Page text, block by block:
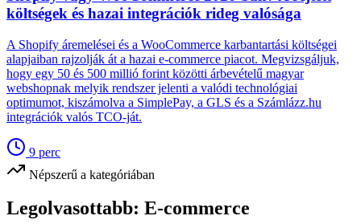
költségek és hazai integrációk rideg valósága
A Shopify áremelései és a WooCommerce karbantartási költségei
alapjaiban rajzolják át a hazai e-commerce piacot. Megvizsgáljuk,
hogy egy 50 és 500 millió forint közötti árbevételű magyar
webshopnak melyik rendszer jelenti a valódi technológiai
optimumot, kiszámolva a SimplePay, a GLS és a Számlázz.hu
integrációk valós TCO-ját.
9 perc
Népszerű a kategóriában
Legolvasottabb: E-commerce